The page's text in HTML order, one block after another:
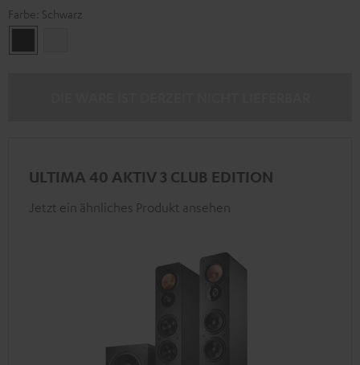
Farbe: Schwarz
ULTIMA 40 AKTIV 3 CLUB EDITION
Jetzt ein ähnliches Produkt ansehen